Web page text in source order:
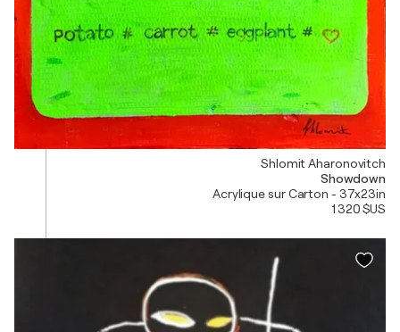
Shlomit Aharonovitch
Showdown
Acrylique sur Carton - 37x23in
1 320 $US